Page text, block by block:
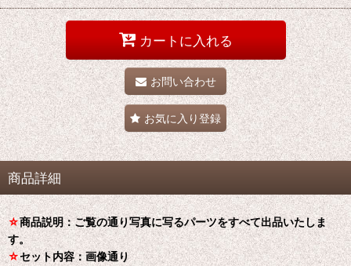
カートに入れる
お問い合わせ
お気に入り登録
商品詳細
☆商品説明：ご覧の通り写真に写るパーツをすべて出品いたしま
す。
☆セット内容：画像通り